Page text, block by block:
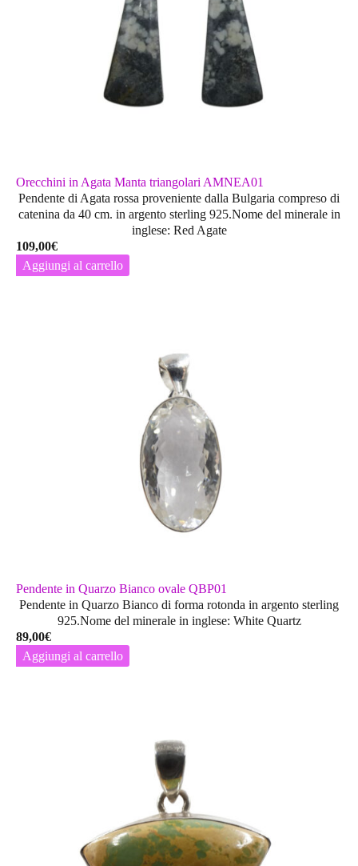
Orecchini in Agata Manta triangolari AMNEA01
Pendente di Agata rossa proveniente dalla Bulgaria compreso di
catenina da 40 cm. in argento sterling 925.Nome del minerale in
inglese: Red Agate
109,00€
Aggiungi al carrello
Pendente in Quarzo Bianco ovale QBP01
Pendente in Quarzo Bianco di forma rotonda in argento sterling
925.Nome del minerale in inglese: White Quartz
89,00€
Aggiungi al carrello